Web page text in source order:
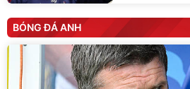
BÓNG ĐÁ ANH